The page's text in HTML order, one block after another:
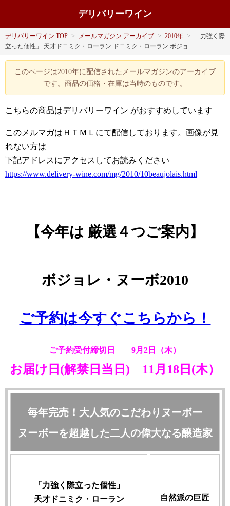
デリバリーワイン
デリバリーワイン TOP > メールマガジン アーカイブ > 2010年 >
「力強く際
立った個性」 天才ドニミク・ローラン ドニミク・ローラン ボジョ...
このページは2010年に配信されたメールマガジンのアーカイブ
です。商品の価格・在庫は当時のものです。
こちらの商品はデリバリーワイン がおすすめしています
このメルマガはＨＴＭＬにて配信しております。画像が見
れない方は
下記アドレスにアクセスしてお読みください
https://www.delivery-wine.com/mg/2010/10beaujolais.html
【今年は 厳選４つご案内】
ボジョレ・ヌーボ2010
ご予約は今すぐこちらから！
ご予約受付締切日 9月2日（木）
お届け日(解禁日当日) 11月18日(木）
毎年完売！大人気のこだわりヌーボー
ヌーボーを超越した二人の偉大なる醸造家
「力強く際立った個性」
天才ドニミク・ローラン
自然派の巨匠